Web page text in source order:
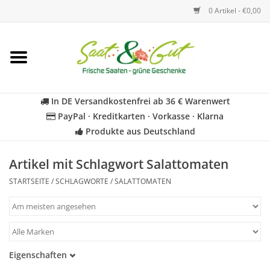
0 Artikel - €0,00
Startseite
Kräuter
Für Kinder
Geschenkideen
In DE Versandkostenfrei ab 36 € Warenwert
PayPal · Kreditkarten · Vorkasse · Klarna
Produkte aus Deutschland
Artikel mit Schlagwort Salattomaten
STARTSEITE /SCHLAGWORTE /SALATTOMATEN
Eigenschaften